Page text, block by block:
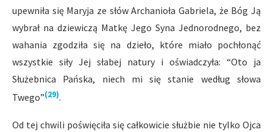
upewniła się Maryja ze słów Archanioła Gabriela, że Bóg Ją
wybrał na dziewiczą Matkę Jego Syna Jednorodnego, bez
wahania zgodziła się na dzieło, które miało pochłonąć
wszystkie siły Jej słabej natury i oświadczyła: “Oto ja
Służebnica Pańska, niech mi się stanie według słowa
Twego”(29).
Od tej chwili poświęciła się całkowicie służbie nie tylko Ojca